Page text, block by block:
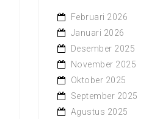
Februari 2026
Januari 2026
Desember 2025
November 2025
Oktober 2025
September 2025
Agustus 2025